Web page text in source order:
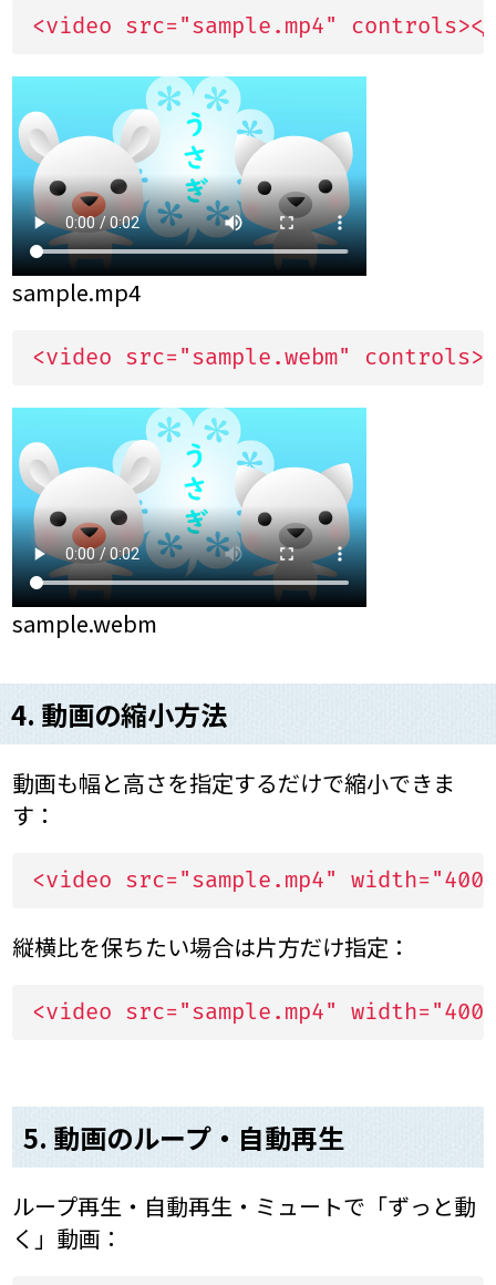
<video src="sample.mp4"
sample.mp4
<video src="sample.webm"
sample.webm
4. 動画の縮小方法
動画も幅と高さを指定するだけで縮小できま
す：
<video src="sample.mp4"
縦横比を保ちたい場合は片方だけ指定：
<video src="sample.mp4"
5. 動画のループ・自動再生
ループ再生・自動再生・ミュートで「ずっと動
く」動画：